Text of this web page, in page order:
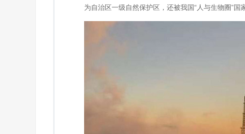
为自治区一级自然保护区，还被我国“人与生物圈”国